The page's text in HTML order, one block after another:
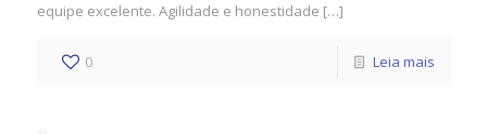
equipe excelente. Agilidade e honestidade […]
0 Leia mais